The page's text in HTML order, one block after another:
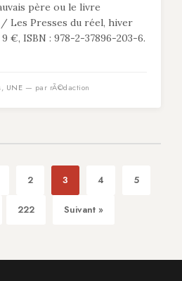
père ou le livre
Les Presses du réel, hiver
€, ISBN : 978-2-37896-203-6.
, UNE — par rÃ©daction
2 3 4 5
222 Suivant »